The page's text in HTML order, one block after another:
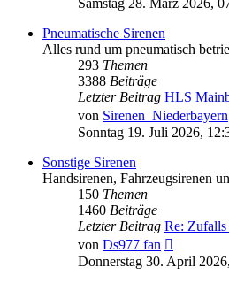
Samstag 28. März 2026,
Pneumatische Sirenen
Alles rund um pneumatisch
293 Themen
3388 Beiträge
Letzter Beitrag HLS
von Sirenen_Niederbayern
Sonntag 19. Juli 2026,
Sonstige Sirenen
Handsirenen, Fahrzeugsirenen
150 Themen
1460 Beiträge
Letzter Beitrag Re:
von Ds977 fan
Beitrag
Donnerstag 30. April